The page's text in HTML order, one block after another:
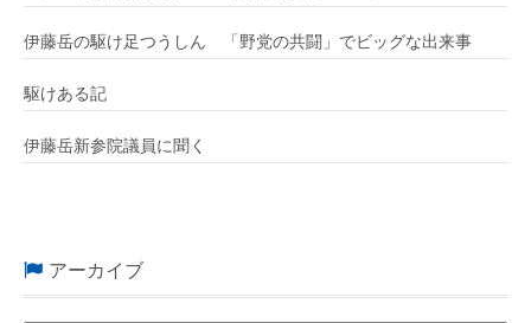
伊藤岳の駆け足つうしん 「野党の共闘」でビッグな出来事
駆けある記
伊藤岳新参院議員に聞く
アーカイブ